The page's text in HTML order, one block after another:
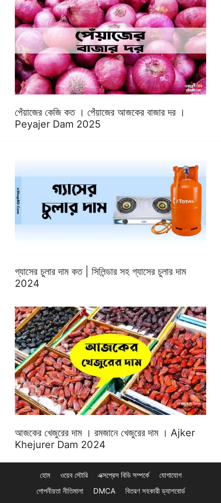
পেঁয়াজের কেজি কত । পেঁয়াজের আজকের বাজার দর ।
Peyajer Dam 2025
গ্যাসের চুলার দাম কত | সিলিন্ডার সহ গ্যাসের চুলার দাম
2024
আজকের খেজুরের দাম । রমজানে খেজুরের দাম । Ajker
Khejurer Dam 2024
হোম ওয়েব স্টোরি এক্সপ্রেস বিডি সম্পর্কে
যোগাযোগ
গোপনীয়তা নীতিমালা
DMCA বিতরণ সহকারী ড্যাশবোর্ড